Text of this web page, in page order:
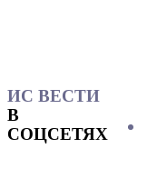
ИС ВЕСТИ
В
СОЦСЕТЯХ